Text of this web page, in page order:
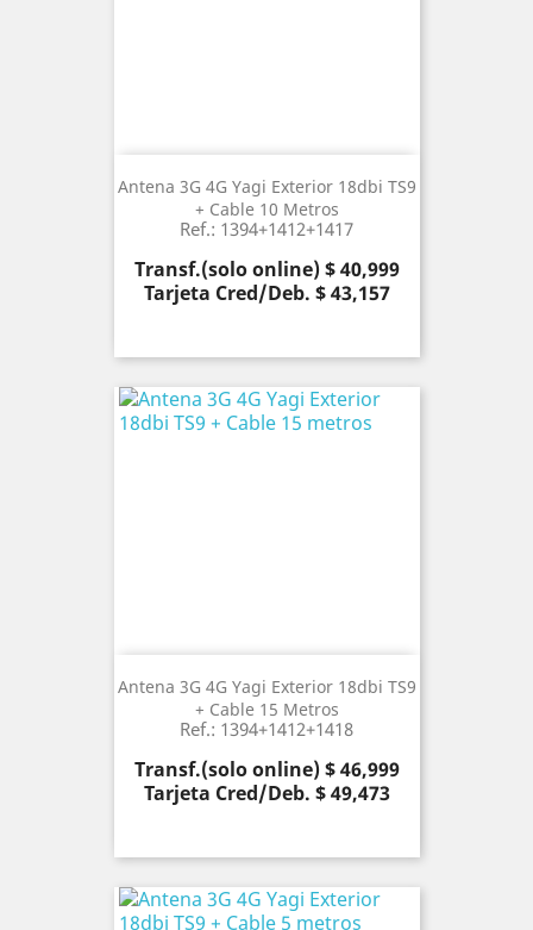
Antena 3G 4G Yagi Exterior 18dbi TS9
+ Cable 10 Metros
Ref.: 1394+1412+1417
Precio
Transf.(solo online) $ 40,999
Tarjeta Cred/Deb. $ 43,157
Antena 3G 4G Yagi Exterior 18dbi TS9
+ Cable 15 Metros
Ref.: 1394+1412+1418
Precio
Transf.(solo online) $ 46,999
Tarjeta Cred/Deb. $ 49,473